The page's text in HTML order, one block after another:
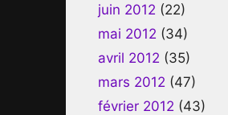
juin 2012 (22)
mai 2012 (34)
avril 2012 (35)
mars 2012 (47)
février 2012 (43)